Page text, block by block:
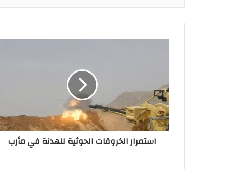
استمرار الخروقات الحوثية للهدنة في مأرب